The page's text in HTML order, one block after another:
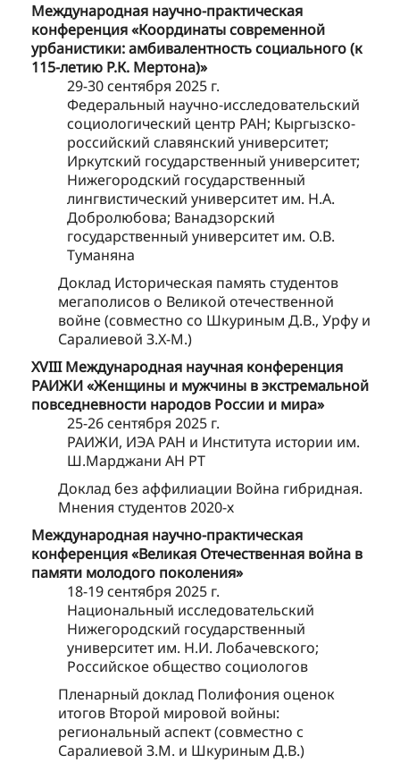
Международная научно-практическая
конференция «Координаты современной
урбанистики: амбивалентность социального (к
115-летию Р.К. Мертона)»
29-30 сентября 2025 г.
Федеральный научно-исследовательский
социологический центр РАН; Кыргызско-
российский славянский университет;
Иркутский государственный университет;
Нижегородский государственный
лингвистический университет им. Н.А.
Добролюбова; Ванадзорский
государственный университет им. О.В.
Туманяна
Доклад Историческая память студентов
мегаполисов о Великой отечественной
войне (совместно со Шкуриным Д.В., Урфу и
Саралиевой З.Х-М.)
XVIII Международная научная конференция
РАИЖИ «Женщины и мужчины в экстремальной
повседневности народов России и мира»
25-26 сентября 2025 г.
РАИЖИ, ИЭА РАН и Института истории им.
Ш.Марджани АН РТ
Доклад без аффилиации Война гибридная.
Мнения студентов 2020-х
Международная научно-практическая
конференция «Великая Отечественная война в
памяти молодого поколения»
18-19 сентября 2025 г.
Национальный исследовательский
Нижегородский государственный
университет им. Н.И. Лобачевского;
Российское общество социологов
Пленарный доклад Полифония оценок
итогов Второй мировой войны:
региональный аспект (совместно с
Саралиевой З.М. и Шкуриным Д.В.)